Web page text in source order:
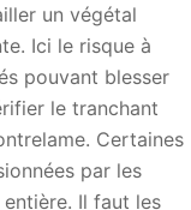
un végétal
Ici le risque à
pouvant blesser
le tranchant
Certaines
par les
Il faut les